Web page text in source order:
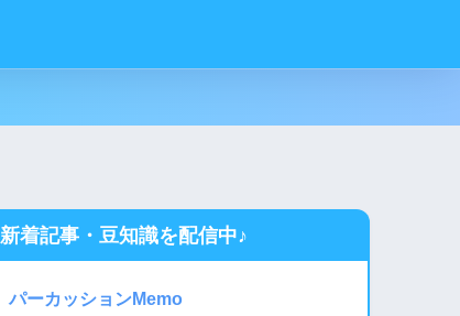
新着記事・豆知識を配信中♪
パーカッションMemo